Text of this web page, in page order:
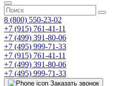
8 (800) 550-23-02
+7 (915) 761-41-11
+7 (499) 391-80-06
+7 (495) 999-71-33
+7 (915) 761-41-11
+7 (499) 391-80-06
+7 (495) 999-71-33
Заказать звонок